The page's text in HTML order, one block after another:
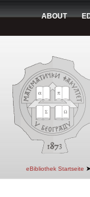
ABOUT
eBibliothek Startseite